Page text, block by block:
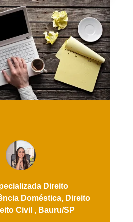
Direito
Doméstica, Direito
Civil , Bauru/SP